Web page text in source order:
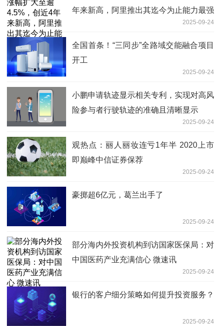
年来新高，阿里推出其迄今为止能力最强
2025-09-24
全国首条！“三同步”全路域交能融合项目
开工
2025-09-24
小鹏申请轨迹显示相关专利，实现对高风
险参与者行驶轨迹的准确且清晰显示
2025-09-24
观热点：丽人丽妆连亏1年半 2020上市
即巅峰中信证券保荐
2025-09-24
豪掷超6亿元，葛兰出手了
2025-09-24
部分海内外投资机构到访国家医保局：对
中国医药产业充满信心 微速讯
2025-09-24
银行的客户细分策略如何提升投资服务？
2025-09-24